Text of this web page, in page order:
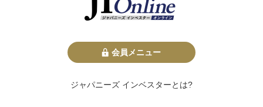
会員メニュー
ジャパニーズ インベスターとは?